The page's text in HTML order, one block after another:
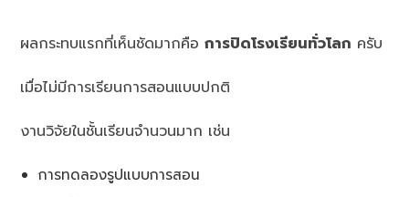
ผลกระทบแรกที่เห็นชัดมากคือการปิดโรงเรียนทั่วโลก ครับ
เมื่อไม่มีการเรียนการสอนแบบปกติ
งานวิจัยในชั้นเรียนจำนวนมาก เช่น
การทดลองรูปแบบการสอน